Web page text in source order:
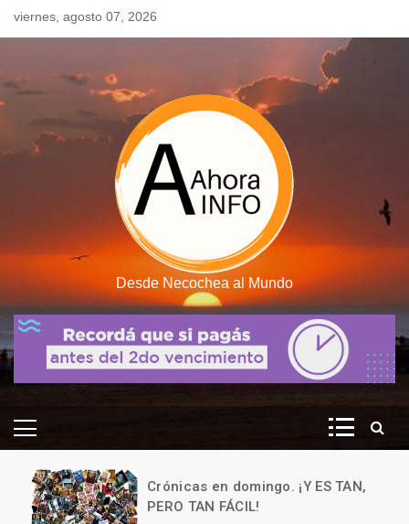
Skipviernes, agosto 07, 2026
Desde Necochea al Mundo
Crónicas en domingo. ¡Y ES TAN,
PERO TAN FÁCIL!